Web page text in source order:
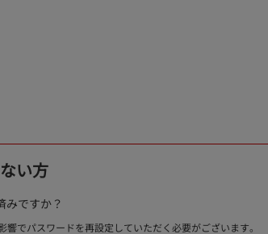
い方
みですか？
でパスワードを再設定していただく必要がございます。